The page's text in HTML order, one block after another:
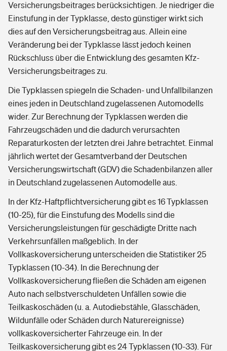
Versicherungsbeitrages berücksichtigen. Je niedriger die
Einstufung in der Typklasse, desto günstiger wirkt sich
dies auf den Versicherungsbeitrag aus. Allein eine
Veränderung bei der Typklasse lässt jedoch keinen
Rückschluss über die Entwicklung des gesamten Kfz-
Versicherungsbeitrages zu.
Die Typklassen spiegeln die Schaden- und Unfallbilanzen
eines jeden in Deutschland zugelassenen Automodells
wider. Zur Berechnung der Typklassen werden die
Fahrzeugschäden und die dadurch verursachten
Reparaturkosten der letzten drei Jahre betrachtet. Einmal
jährlich wertet der Gesamtverband der Deutschen
Versicherungswirtschaft (GDV) die Schadenbilanzen aller
in Deutschland zugelassenen Automodelle aus.
In der Kfz-Haftpflichtversicherung gibt es 16 Typklassen
(10-25), für die Einstufung des Modells sind die
Versicherungsleistungen für geschädigte Dritte nach
Verkehrsunfällen maßgeblich. In der
Vollkaskoversicherung unterscheiden die Statistiker 25
Typklassen (10-34). In die Berechnung der
Vollkaskoversicherung fließen die Schäden am eigenen
Auto nach selbstverschuldeten Unfällen sowie die
Teilkaskoschäden (u. a. Autodiebstähle, Glasschäden,
Wildunfälle oder Schäden durch Naturereignisse)
vollkaskoversicherter Fahrzeuge ein. In der
Teilkaskoversicherung gibt es 24 Typklassen (10-33). Für